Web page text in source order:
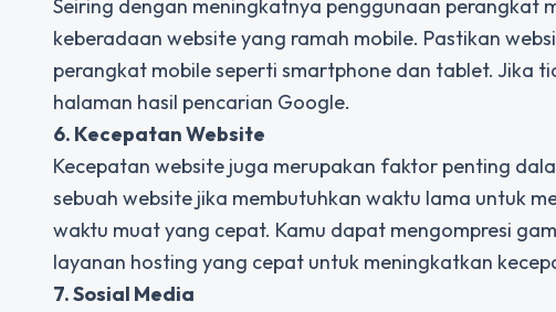
Seiring dengan meningkatnya penggunaan perangkat
keberadaan website yang ramah mobile. Pastikan
perangkat mobile seperti smartphone dan tablet. Jika
halaman hasil pencarian Google.
6. Kecepatan Website
Kecepatan website juga merupakan faktor penting
sebuah website jika membutuhkan waktu lama untuk
waktu muat yang cepat. Kamu dapat mengompresi
layanan hosting yang cepat untuk meningkatkan
7. Sosial Media